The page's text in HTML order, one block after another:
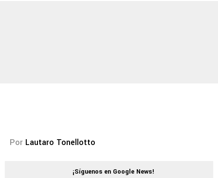
Por Lautaro Tonellotto
¡Síguenos en Google News!